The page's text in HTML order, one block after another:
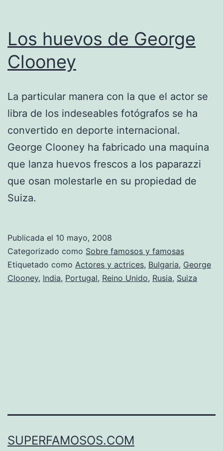
Los huevos de George
Clooney
La particular manera con la que el actor se
libra de los indeseables fotógrafos se ha
convertido en deporte internacional.
George Clooney ha fabricado una maquina
que lanza huevos frescos a los paparazzi
que osan molestarle en su propiedad de
Suiza.
Publicada el 10 mayo, 2008
Categorizado como Sobre famosos y famosas
Etiquetado como Actores y actrices, Bulgaria, George
Clooney, India, Portugal, Reino Unido, Rusia, Suiza
SUPERFAMOSOS.COM